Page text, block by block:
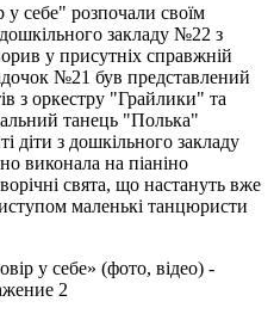
себе" розпочали своїм
закладу №22 з
у присутніх справжній
№21 був представлений
з оркестру "Грайлики" та
танець "Полька"
діти з дошкільного закладу
виконала на піаніно
свята, що настануть вже
маленькі танцюристи